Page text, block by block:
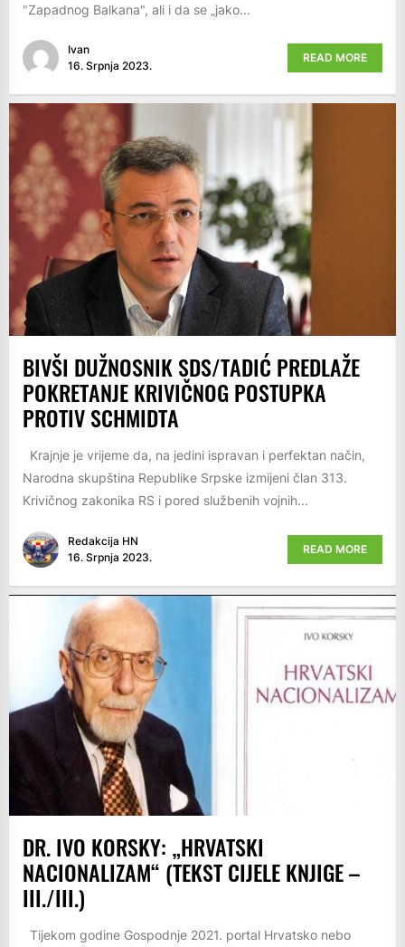
"Zapadnog Balkana", ali i da se „jako...
Ivan
16. Srpnja 2023.
READ MORE
BIVŠI DUŽNOSNIK SDS/TADIĆ PREDLAŽE
POKRETANJE KRIVIČNOG POSTUPKA
PROTIV SCHMIDTA
Krajnje je vrijeme da, na jedini ispravan i perfektan način,
Narodna skupština Republike Srpske izmijeni član 313.
Krivičnog zakonika RS i pored službenih vojnih...
Redakcija HN
16. Srpnja 2023.
READ MORE
DR. IVO KORSKY: „HRVATSKI
NACIONALIZAM“ (TEKST CIJELE KNJIGE –
III./III.)
Tijekom godine Gospodnje 2021. portal Hrvatsko nebo